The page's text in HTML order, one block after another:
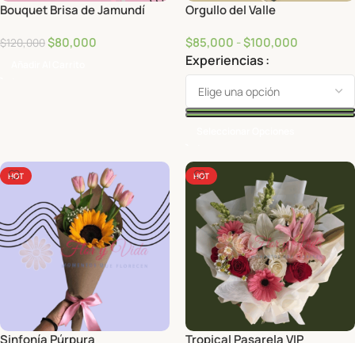
Bouquet Brisa de Jamundí
$120,000$80,000
Orgullo del Valle
$85,000 -$100,000
Experiencias
HOT
Sinfonía Púrpura
HOT
Tropical Pasarela VIP